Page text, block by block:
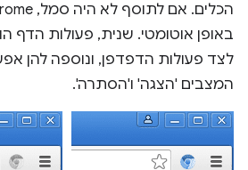
באופן אוטומטי. שנית, פעולות הדף
לצד פעולות הדפדפן, ונוספה להן
המצבים 'הצגה' ו'הסתרה'.